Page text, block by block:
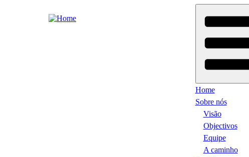
Home
Sobre nós
Visão
Objectivos
Equipe
A caminho